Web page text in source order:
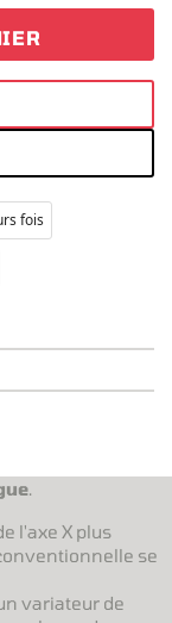
fois
.
l'axe X plus
se
variateur de